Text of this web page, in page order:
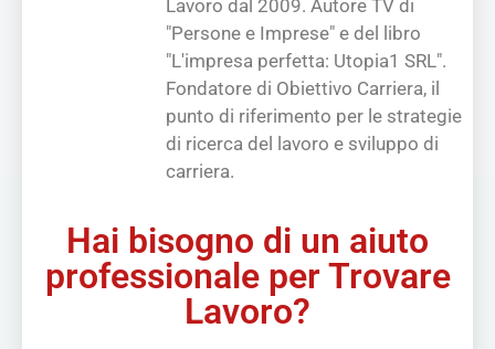
Lavoro dal 2009. Autore TV di
"Persone e Imprese" e del libro
"L'impresa perfetta: Utopia1 SRL".
Fondatore di Obiettivo Carriera, il
punto di riferimento per le strategie
di ricerca del lavoro e sviluppo di
carriera.
Hai bisogno di un aiuto
professionale per Trovare
Lavoro?